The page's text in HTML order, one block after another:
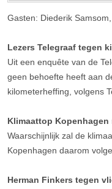
Gasten: Diederik
Lezers Telegraaf tegen
Uit een enquête van de
geen behoefte heeft aan
kilometerheffing, volgens
Klimaattop Kopenhagen
Waarschijnlijk zal de
Kopenhagen daarom
Herman Finkers tegen